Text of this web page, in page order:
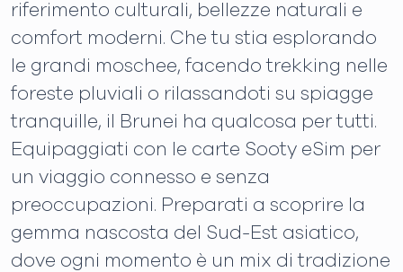
riferimento culturali, bellezze naturali e
comfort moderni. Che tu stia esplorando
le grandi moschee, facendo trekking nelle
foreste pluviali o rilassandoti su spiagge
tranquille, il Brunei ha qualcosa per tutti.
Equipaggiati con le carte Sooty eSim per
un viaggio connesso e senza
preoccupazioni. Preparati a scoprire la
gemma nascosta del Sud-Est asiatico,
dove ogni momento è un mix di tradizione